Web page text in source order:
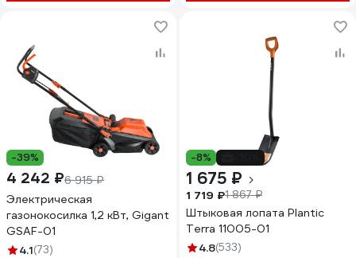
-39%
4 242 ₽6 915 ₽
Электрическая
газонокосилка 1,2 кВт, Gigant
GSAF-01
4.1(73)
-8%
1 675 ₽
1 719 ₽1 867 ₽
Штыковая лопата Plantic
Terra 11005-01
4.8(533)